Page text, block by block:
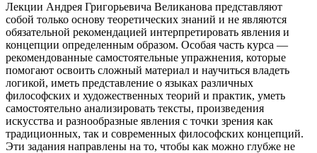
Лекции Андрея Григорьевича Великанова представляют
собой только основу теоретических знаний и не являются
обязательной рекомендацией интерпретировать явления и
концепции определенным образом. Особая часть курса —
рекомендованные самостоятельные упражнения, которые
помогают освоить сложный материал и научиться владеть
логикой, иметь представление о языках различных
философских и художественных теорий и практик, уметь
самостоятельно анализировать тексты, произведения
искусства и разнообразные явления с точки зрения как
традиционных, так и современных философских концепций.
Эти задания направлены на то, чтобы как можно глубже не